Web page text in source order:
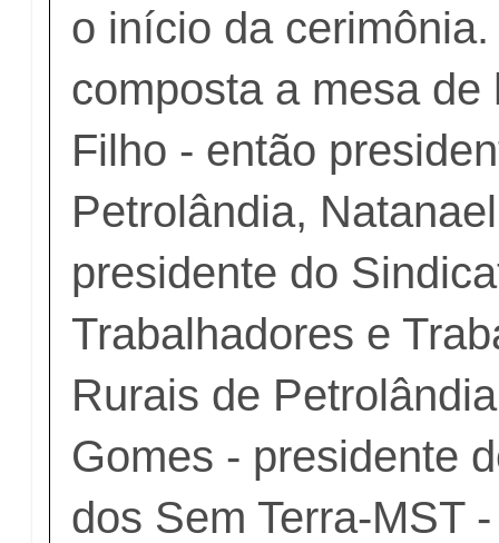
o início da
composta a mesa de
Filho - então
Petrolândia,
presidente do
Trabalhadores e
Rurais de
Gomes - presidente
dos Sem Terra-MST